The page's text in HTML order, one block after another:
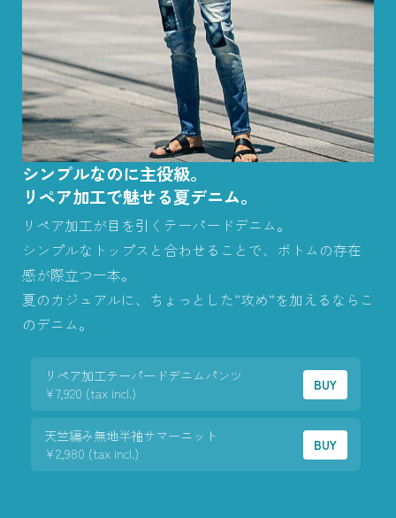
シンプルなのに主役級。
リペア加工で魅せる夏デニム。
リペア加工が目を引くテーパードデニム。
シンプルなトップスと合わせることで、ボトムの存在
感が際立つ一本。
夏のカジュアルに、ちょっとした“攻め”を加えるならこ
のデニム。
リペア加工テーパードデニムパンツ
¥7,920 (tax incl.)
BUY
天竺編み無地半袖サマーニット
¥2,980 (tax incl.)
BUY